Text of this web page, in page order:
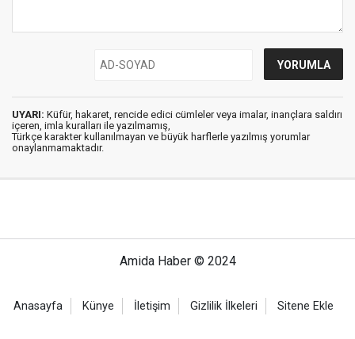
UYARI: Küfür, hakaret, rencide edici cümleler veya imalar, inançlara saldırı
içeren, imla kuralları ile yazılmamış,
Türkçe karakter kullanılmayan ve büyük harflerle yazılmış yorumlar
onaylanmamaktadır.
Amida Haber © 2024
Anasayfa Künye İletişim Gizlilik İlkeleri Sitene Ekle